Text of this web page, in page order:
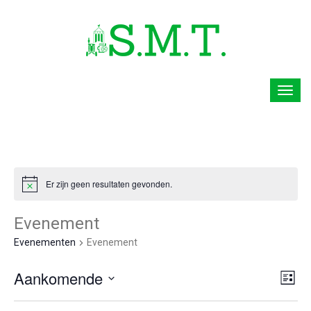
Er zijn geen resultaten gevonden.
Evenement
Evenementen Evenement
Lijst
Aankomende